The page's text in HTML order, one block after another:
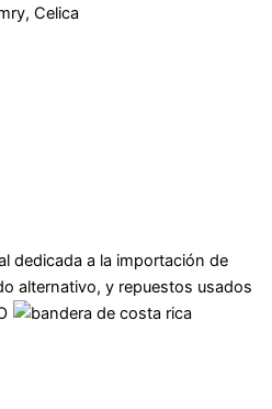
Celica
dedicada a la importación de
alternativo, y repuestos usados